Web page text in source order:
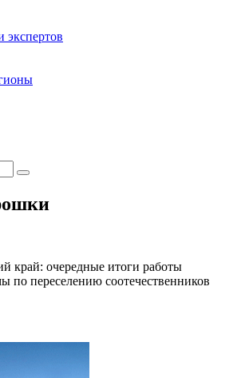
экспертов
край: очередные итоги работы
по переселению соотечественников